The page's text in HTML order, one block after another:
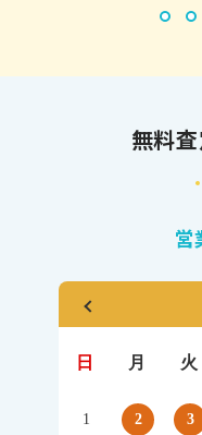
無料
営
日 月 火
1 2 3